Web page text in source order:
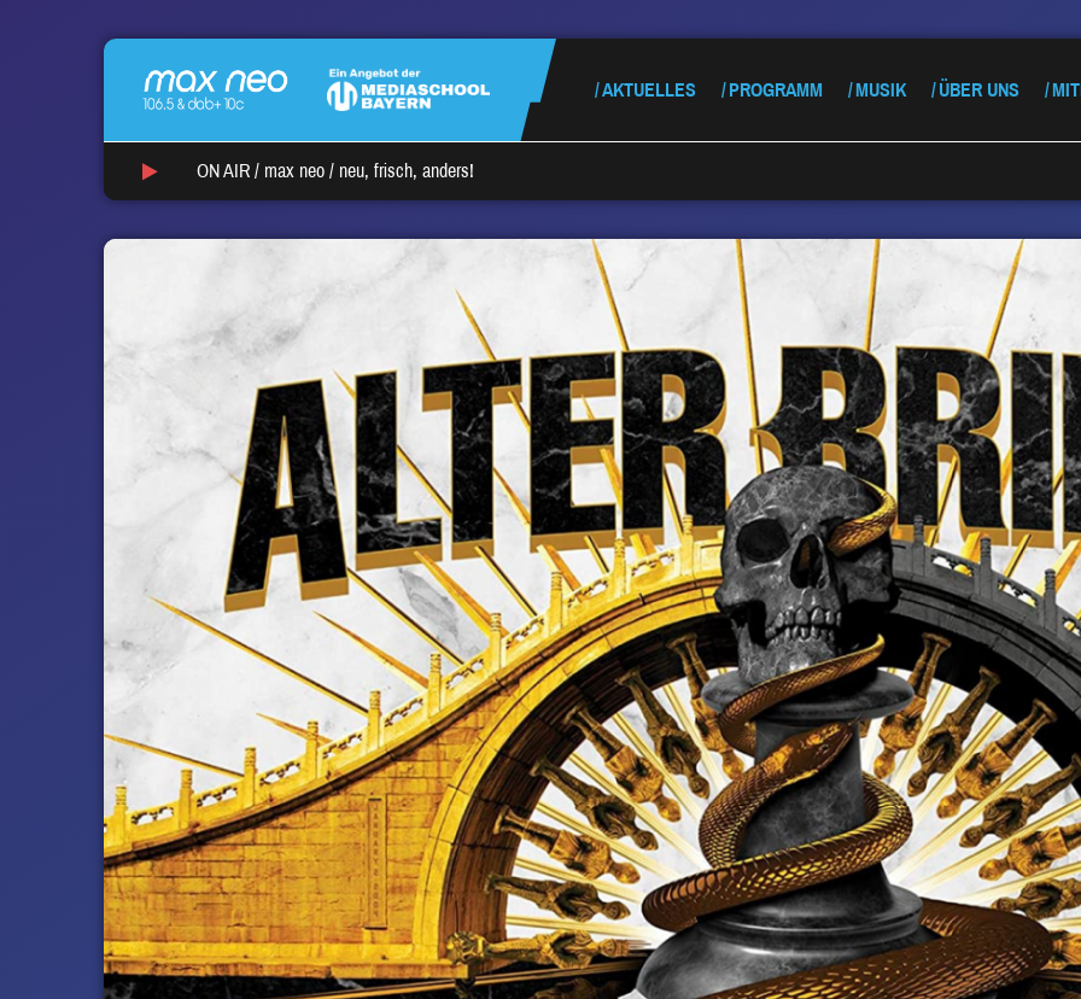
AKTUELLES PROGRAMM MUSIK ÜBER UNS
ON AIR / max neo / neu, frisch, anders!